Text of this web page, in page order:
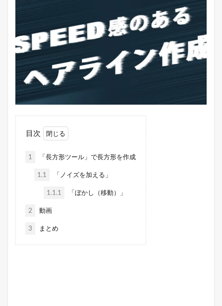
目次
1 「長方形ツール」で長方形を作成
1.1 「ノイズを加える」
1.1.1 「ぼかし（移動）」
2 動画
3 まとめ